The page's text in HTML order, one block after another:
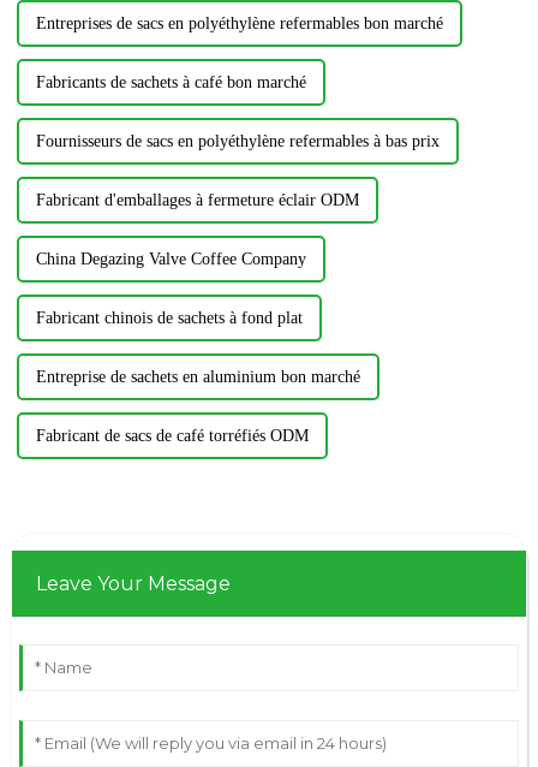
Entreprises de sacs en polyéthylène refermables bon marché
Fabricants de sachets à café bon marché
Fournisseurs de sacs en polyéthylène refermables à bas prix
Fabricant d'emballages à fermeture éclair ODM
China Degazing Valve Coffee Company
Fabricant chinois de sachets à fond plat
Entreprise de sachets en aluminium bon marché
Fabricant de sacs de café torréfiés ODM
Leave Your Message